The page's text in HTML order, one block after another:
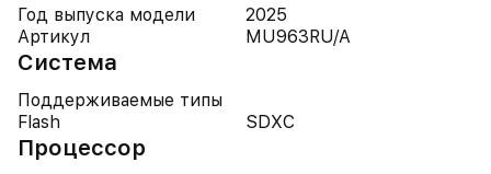
Год выпуска модели
2025
Артикул
MU963RU/A
Система
Поддерживаемые типы
Flash
SDXC
Процессор